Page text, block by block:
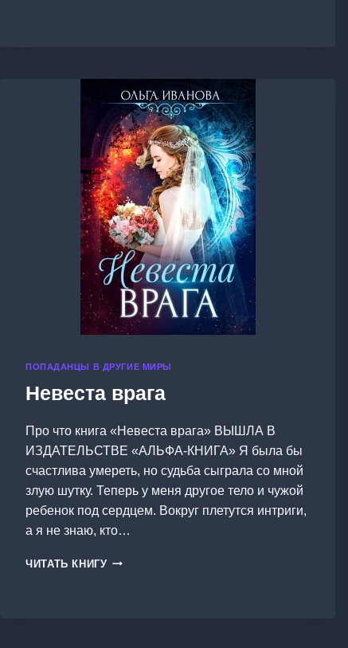
ПОПАДАНЦЫ В ДРУГИЕ МИРЫ
Невеста врага
Про что книга «Невеста врага» ВЫШЛА В
ИЗДАТЕЛЬСТВЕ «АЛЬФА-КНИГА» Я была бы
счастлива умереть, но судьба сыграла со мной
злую шутку. Теперь у меня другое тело и чужой
ребенок под сердцем. Вокруг плетутся интриги,
а я не знаю, кто…
ЧИТАТЬ КНИГУ НЕВЕСТА